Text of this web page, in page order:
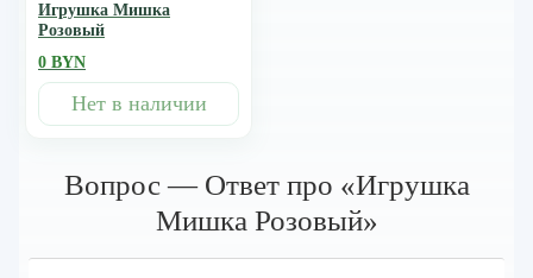
Игрушка Мишка
Розовый
0 BYN
Нет в наличии
Вопрос — Ответ про «Игрушка
Мишка Розовый»